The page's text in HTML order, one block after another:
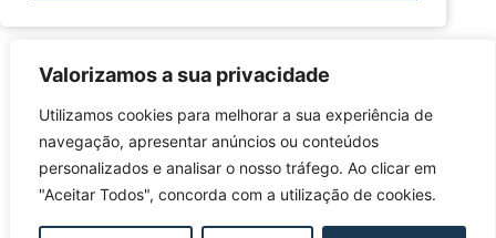
Valorizamos a sua privacidade
Utilizamos cookies para melhorar a sua experiência de
navegação, apresentar anúncios ou conteúdos
personalizados e analisar o nosso tráfego. Ao clicar em
"Aceitar Todos", concorda com a utilização de cookies.
INSCRIÇÃO
Caso tenha alguma dúvida ou necessidade especial, não hesite em
contactar-nos.
Caso o participante pretenda cancelar a inscrição, deverá comunicar
a sua intenção àFUNDEC por e-mail (fundec@tecnico.ulisboa.pt),